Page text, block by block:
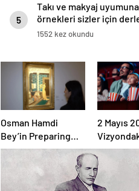
5
Takı ve makyaj
örnekleri sizler için
1552 kez okundu
Osman Hamdi
Bey’in Preparing
Coffee adlı tablosu
75 milyon liraya
satışa sunuldu
2 Mayıs